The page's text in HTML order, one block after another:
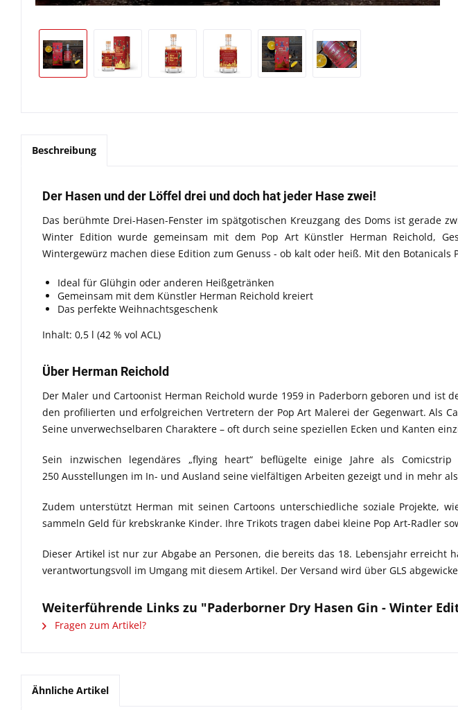
Beschreibung
Der Hasen und der Löffel drei und doch hat jeder Hase zwei!
Das berühmte Drei-Hasen-Fenster im spätgotischen Kreuzgang des Doms ist gerade
Winter Edition wurde gemeinsam mit dem Pop Art Künstler Herman Reichold,
Wintergewürz machen diese Edition zum Genuss - ob kalt oder heiß. Mit den
Ideal für Glühgin oder anderen Heißgetränken
Gemeinsam mit dem Künstler Herman Reichold kreiert
Das perfekte Weihnachtsgeschenk
Inhalt: 0,5 l (42 % vol ACL)
Über Herman Reichold
Der Maler und Cartoonist Herman Reichold wurde 1959 in Paderborn geboren und
den profilierten und erfolgreichen Vertretern der Pop Art Malerei der Gegenwart. Als
Seine unverwechselbaren Charaktere – oft durch seine speziellen Ecken und Kanten
Sein inzwischen legendäres „flying heart“ beflügelte einige Jahre als
250 Ausstellungen im In- und Ausland seine vielfältigen Arbeiten gezeigt und in mehr
Zudem unterstützt Herman mit seinen Cartoons unterschiedliche soziale Projekte,
sammeln Geld für krebskranke Kinder. Ihre Trikots tragen dabei kleine Pop Art-Radler
Dieser Artikel ist nur zur Abgabe an Personen, die bereits das 18. Lebensjahr
verantwortungsvoll im Umgang mit diesem Artikel. Der Versand wird über GLS
Weiterführende Links zu "Paderborner Dry Hasen Gin - Winter
Fragen zum Artikel?
Ähnliche Artikel